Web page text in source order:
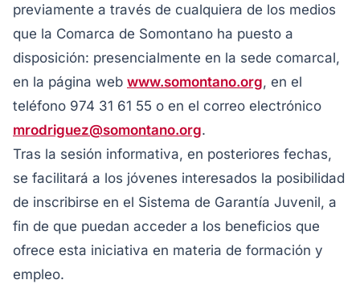
previamente a través de cualquiera de los medios
que la Comarca de Somontano ha puesto a
disposición: presencialmente en la sede comarcal,
en la página web www.somontano.org, en el
teléfono 974 31 61 55 o en el correo electrónico
mrodriguez@somontano.org.
Tras la sesión informativa, en posteriores fechas,
se facilitará a los jóvenes interesados la posibilidad
de inscribirse en el Sistema de Garantía Juvenil, a
fin de que puedan acceder a los beneficios que
ofrece esta iniciativa en materia de formación y
empleo.